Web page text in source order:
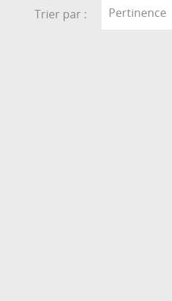
Trier par : Pertinence